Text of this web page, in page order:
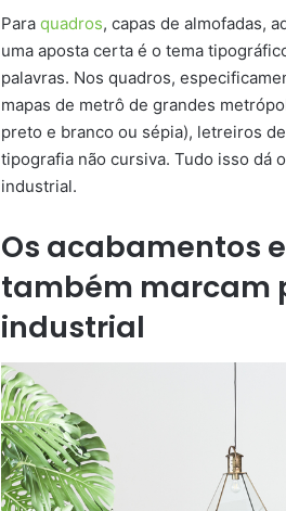
Para quadros, capas de almofadas,
uma aposta certa é o tema
palavras. Nos quadros,
mapas de metrô de grandes
preto e branco ou sépia), letreiros
tipografia não cursiva. Tudo isso dá
industrial.
Os acabamentos
também marcam
industrial